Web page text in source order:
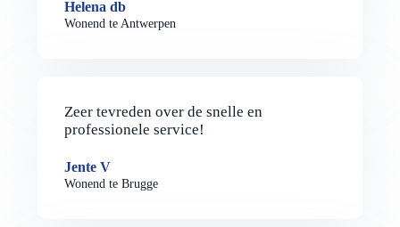
Helena db
Wonend te Antwerpen
Zeer tevreden over de snelle en
professionele service!
Jente V
Wonend te Brugge